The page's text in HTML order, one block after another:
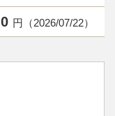
0 円（2026/07/22）